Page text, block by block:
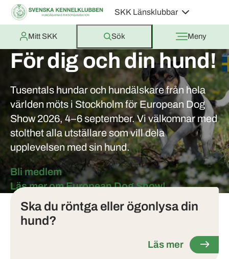
SKK Länsklubbar
Mitt SKK Sök Meny
För dig och din hund!
Tusentals hundar och hundälskare från hela
världen möts i Stockholm för European Dog
Show 2026, 4–6 september. Vi välkomnar med
stolthet alla utställare som vill dela
upplevelsen med sin hund.
Bli medlem
Läs mer om European Dog Show!
Tjänster
Ska du röntga eller ögonlysa din
hund?
Läs mer